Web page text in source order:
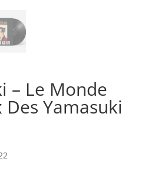
‎– Le Monde
Des Yamasuki